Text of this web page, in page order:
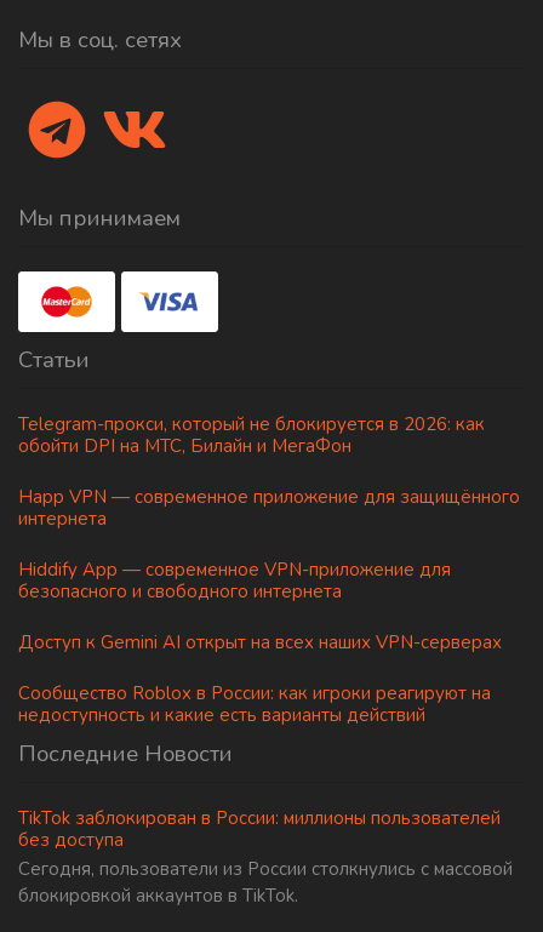
Мы в соц. сетях
Мы принимаем
Статьи
Telegram-прокси, который не блокируется в 2026: как
обойти DPI на МТС, Билайн и МегаФон
Happ VPN — современное приложение для защищённого
интернета
Hiddify App — современное VPN-приложение для
безопасного и свободного интернета
Доступ к Gemini AI открыт на всех наших VPN-серверах
Сообщество Roblox в России: как игроки реагируют на
недоступность и какие есть варианты действий
Последние Новости
TikTok заблокирован в России: миллионы пользователей
без доступа
Сегодня, пользователи из России столкнулись с массовой
блокировкой аккаунтов в TikTok.